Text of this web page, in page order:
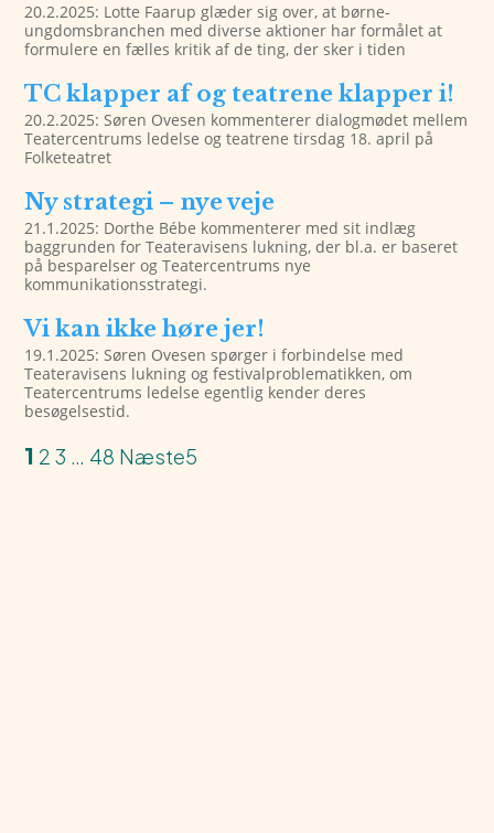
20.2.2025: Lotte Faarup glæder sig over, at børne-
ungdomsbranchen med diverse aktioner har formålet at
formulere en fælles kritik af de ting, der sker i tiden
TC klapper af og teatrene klapper i!
20.2.2025: Søren Ovesen kommenterer dialogmødet mellem
Teatercentrums ledelse og teatrene tirsdag 18. april på
Folketeatret
Ny strategi – nye veje
21.1.2025: Dorthe Bébe kommenterer med sit indlæg
baggrunden for Teateravisens lukning, der bl.a. er baseret
på besparelser og Teatercentrums nye
kommunikationsstrategi.
Vi kan ikke høre jer!
19.1.2025: Søren Ovesen spørger i forbindelse med
Teateravisens lukning og festivalproblematikken, om
Teatercentrums ledelse egentlig kender deres
besøgelsestid.
1 2 3 … 48 Næste